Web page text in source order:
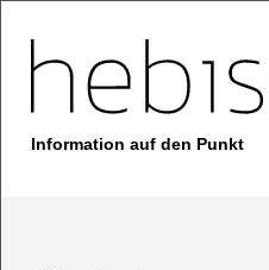
Information auf den Punkt